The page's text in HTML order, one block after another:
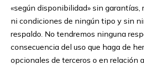
«según disponibilidad» sin garantías,
ni condiciones de ningún tipo y sin
respaldo. No tendremos ninguna
consecuencia del uso que haga de
opcionales de terceros o en relación